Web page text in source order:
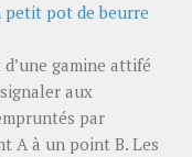
petit pot de beurre
gamine attifé
aux
par
A à un point B. Les